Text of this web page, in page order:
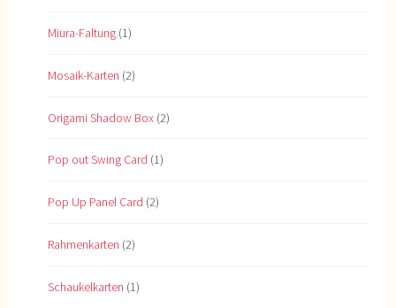
Miura-Faltung (1)
Mosaik-Karten (2)
Origami Shadow Box (2)
Pop out Swing Card (1)
Pop Up Panel Card (2)
Rahmenkarten (2)
Schaukelkarten (1)